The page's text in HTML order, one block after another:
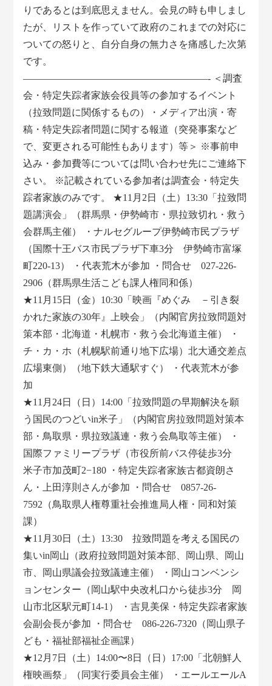
りであるとは到底思えません。会見の時も申しまし
たが、リストを作っていて政府のこれまでの対応に
ついての怒りと、自分自身の無力さを痛感した次第
です。
―――――――――――――――――――- ＜調査
会・特定失踪者家族会役員等の参加するイベント
（拉致問題に関係するもの）・メディア出演・寄
稿・特定失踪者問題に関する報道（突発事案など
で、変更される可能性もあります）等＞ ※事前申
込み・参加費等については問い合わせ先にご連絡下
さい。 ※記載されている参加者は調査会・特定失
踪者家族のみです。 ★11月2日（土）13:30「拉致問
題講演会」（群馬県・伊勢崎市・県拉致切れ・救う
会群馬主催） ・ナルセグループ伊勢崎市民プラザ
（国際十王バス市民プラザ下車3分 伊勢崎市富塚
町220-13） ・代表荒木が参加 ・問合せ 027-226-
2906（群馬県生活こども課人権同和係）
★11月15日（金）10:30「映画『めぐみ －引き裂
かれた家族の30年』上映会」（内閣官房拉致問題対
策本部・北海道・札幌市・救う会北海道主催） ・
チ・カ・ホ（札幌駅前通り地下広場）北大通交差点
広場東側）（地下鉄大通駅すぐ） ・代表荒木が参
加
★11月24日（日）14:00「拉致問題の早期解決を願
う国民のつどいin米子」（内閣官房拉致問題対策本
部・鳥取県・県拉致議連・救う会鳥取等主催） ・
国際ファミリープラザ（市役所前バス停徒歩3分
米子市加茂町2−180 ・特定失踪者家族古都資朗さ
ん・上田淳則さんが参加 ・問合せ 0857-26-
7592（鳥取県人権尊重社会推進局人権・同和対策
課）
★11月30日（土）13:30 拉致問題を考える国民の
集いin岡山（政府拉致問題対策本部、岡山県、岡山
市、岡山県議会拉致議連主催） ・岡山コンベンシ
ョンセンター（岡山駅中央改札口から徒歩3分 岡
山市北区駅元町14-1） ・吉見美保・特定失踪者家族
会副会長が参加 ・問合せ 086-226-7320（岡山県子
ども・福祉部福祉企画課）
★12月7日（土）14:00〜8日（日）17:00「北朝鮮人
権映画祭」（同実行委員会主催） ・エールエールA